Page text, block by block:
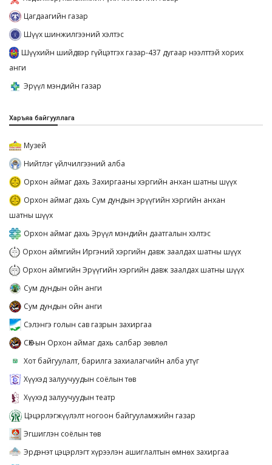
Цагдаагийн газар
Шүүх шинжилгээний хэлтэс
Шүүхийн шийдвэр гүйцэтгэх газар-437 дугаар нээлттэй хорих
анги
Эрүүл мэндийн газар
Харъяа байгууллага
Музей
Нийтлэг үйлчилгээний алба
Орхон аймаг дахь Захиргааны хэргийн анхан шатны шүүх
Орхон аймаг дахь Сум дундын эрүүгийн хэргийн анхан
шатны шүүх
Орхон аймаг дахь Эрүүл мэндийн даатгалын хэлтэс
Орхон аймгийн Иргэний хэргийн давж заалдах шатны шүүх
Орхон аймгийн Эрүүгийн хэргийн давж заалдах шатны шүүх
Сум дундын ойн анги
Сум дундын ойн анги
Сэлэнгэ голын сав газрын захиргаа
СӨХ-ын Орхон аймаг дахь салбар зөвлөл
Хот байгуулалт, барилга захиалагчийн алба утүг
Хүүхэд залуучуудын соёлын төв
Хүүхэд залуучуудын театр
Цэцэрлэгжүүлэлт ногоон байгууламжийн газар
Эгшиглэн соёлын төв
Эрдэнэт цэцэрлэгт хүрээлэн ашиглалтын өмнөх захиргаа